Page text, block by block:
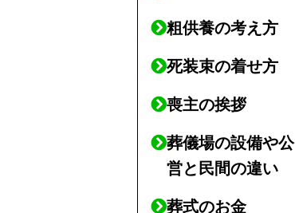
粗供養の考え方
死装束の着せ方
喪主の挨拶
葬儀場の設備や公
営と民間の違い
葬式のお金